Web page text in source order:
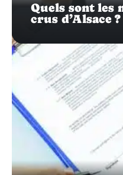
Quels sont les
crus d’Alsace ?